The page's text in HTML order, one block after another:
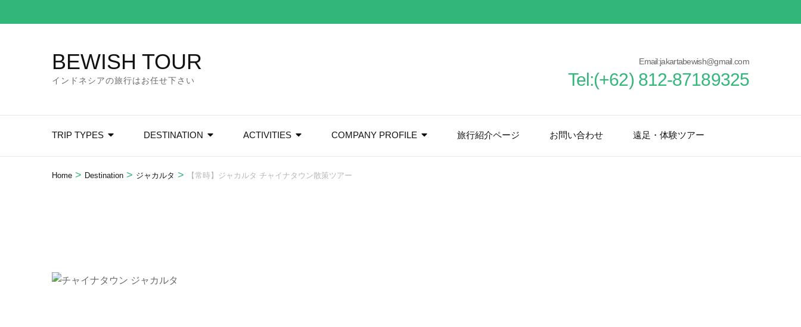
to
BEWISH TOUR
インドネシアの旅行はお任せ下さい
Email:jakartabewish@gmail.com
Tel:(+62) 812-87189325
TRIP TYPES DESTINATION ACTIVITIES COMPANY PROFILE 旅行紹介ページ お問い合わせ 遠足・体験ツアー
Home > Destination > ジャカルタ > 【常時】ジャカルタ チャイナタウン散策ツアー